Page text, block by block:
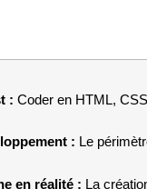
: Coder en HTML,
: Le
en réalité : La